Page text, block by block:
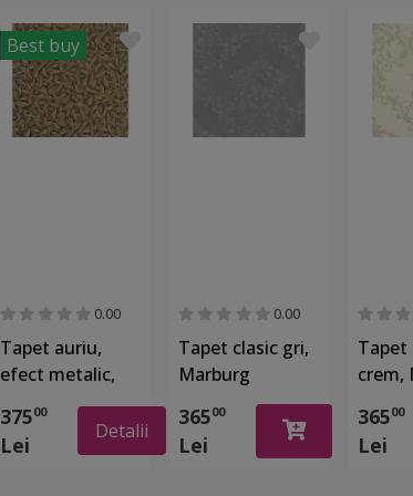
Best buy
0.00
Tapet auriu,
efect metalic,
Gloockler 52504
37500
Lei
Detalii
0.00
Tapet clasic gri,
Marburg
Opulence Classic
58225
36500
Lei
Tapet
crem,
58222
36500
Lei